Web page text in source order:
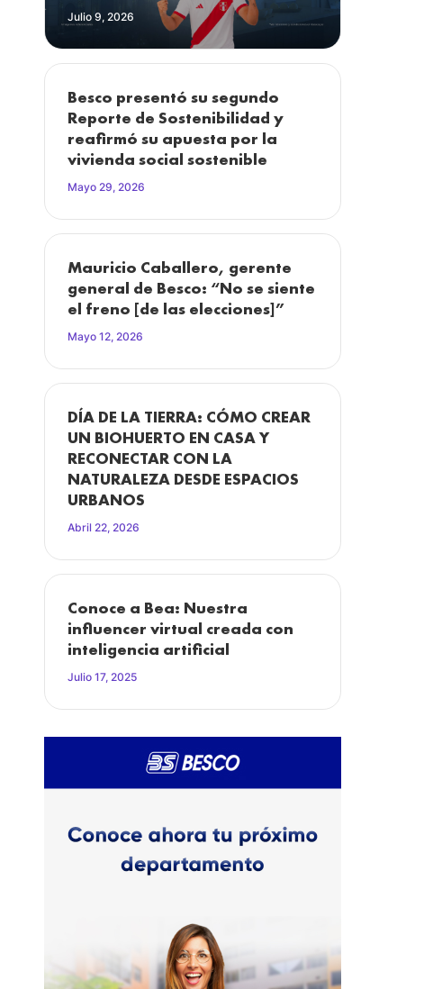
Julio 9, 2026
Besco presentó su segundo
Reporte de Sostenibilidad y
reafirmó su apuesta por la
vivienda social sostenible
Mayo 29, 2026
Mauricio Caballero, gerente
general de Besco: “No se siente
el freno [de las elecciones]”
Mayo 12, 2026
DÍA DE LA TIERRA: CÓMO CREAR
UN BIOHUERTO EN CASA Y
RECONECTAR CON LA
NATURALEZA DESDE ESPACIOS
URBANOS
Abril 22, 2026
Conoce a Bea: Nuestra
influencer virtual creada con
inteligencia artificial
Julio 17, 2025